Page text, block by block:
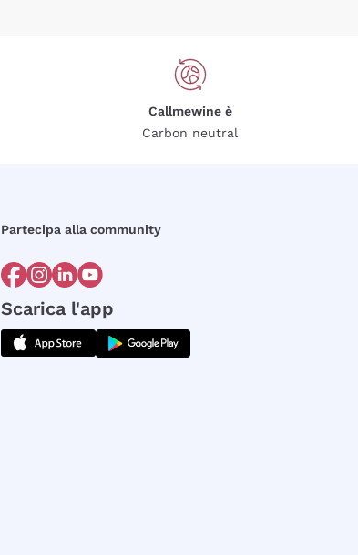
Callmewine è
Carbon neutral
Partecipa alla community
Scarica l'app